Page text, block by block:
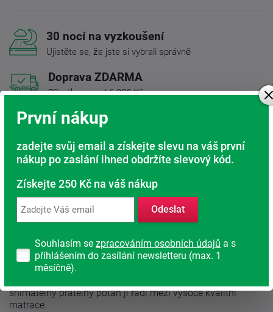
30 nocí na vyzkoušení
Ujistěte se, že jste si vybrali správně
Doprava ZDARMA
Při nákupu nad 6 000 Kč
Rádi poradíme s výběrem
Rodinná firma
Popis produktu
Luxusní 100% latexová matrace je rozdělena do sedmi zón
které zajistí pro každou část těla optimální tvrdost. Výborné
snímatelný pratelný potah ji řadí mezi vysoce kvalitní
matrace.
První nákup
zadejte svůj email a získejte slevu na váš první
nákup po zaslání ihned obdržíte slevový kód.
Získejte 250 Kč na váš nákup
Odeslat
Souhlasím se zpracováním osobních údajů a s
přihlášením do zasílání newsletteru (max. 1
měsíčně).